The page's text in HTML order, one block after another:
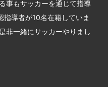
事もサッカーを通じて指導
指導者が10名在籍していま
非一緒にサッカーやりまし